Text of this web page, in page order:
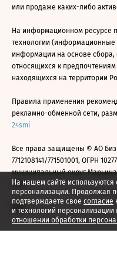
На нашем сайте
персонализации. Продолжая
подтверждаете свое согласие
и технологий персонализации
отношении обработки
или продаже каких-либо
На информационном ресурсе
технологии (информационные
информации на основе сбора,
относящихся к
находящихся на территории
Правила применения
рекламно-обменной сети,
24smi
Все права защищены © АО
7712108141/771501001, ОГРН
муниципальный округ
2026